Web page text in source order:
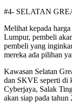
#4- SELATAN
Melihat kepada
Lumpur, pembeli
pembeli yang
mereka ada pilihan
Kawasan Selatan
dan SKVE seperti di
Cyberjaya, Salak
akan siap pada tahun